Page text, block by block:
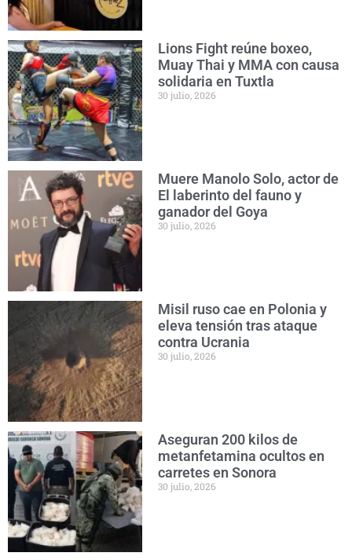
Lions Fight reúne boxeo,
Muay Thai y MMA con causa
solidaria en Tuxtla
30 julio, 2026
Muere Manolo Solo, actor de
El laberinto del fauno y
ganador del Goya
30 julio, 2026
Misil ruso cae en Polonia y
eleva tensión tras ataque
contra Ucrania
30 julio, 2026
Aseguran 200 kilos de
metanfetamina ocultos en
carretes en Sonora
30 julio, 2026